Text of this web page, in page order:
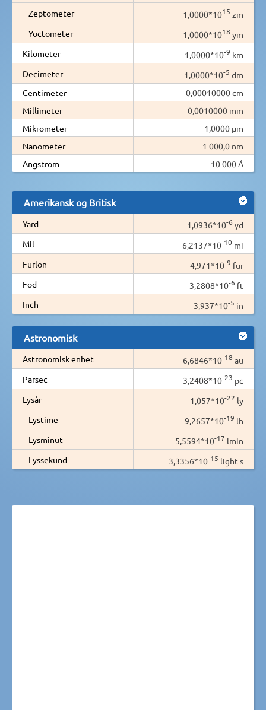
Zeptometer
1,0000*1015 zm
Yoctometer
1,0000*1018 ym
Kilometer
1,0000*10-9 km
Decimeter
1,0000*10-5 dm
Centimeter
0,00010000 cm
Millimeter
0,0010000 mm
Mikrometer
1,0000 µm
Nanometer
1 000,0 nm
Angstrom
10 000 Å
Amerikansk og Britisk
Yard 1,0936*10-6 yd
Mil
6,2137*10-10 mi
Furlon
4,971*10-9 fur
Fod
3,2808*10-6 ft
Inch
3,937*10-5 in
Astronomisk
Astronomisk enhet 6,6846*10-18 au
Parsec
3,2408*10-23 pc
Lysår
1,057*10-22 ly
Lystime
9,2657*10-19 lh
Lysminut
5,5594*10-17 lmin
Lyssekund
3,3356*10-15 light s